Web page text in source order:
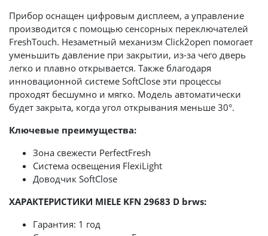
Прибор оснащен цифровым дисплеем, а управление
производится с помощью сенсорных переключателей
FreshTouch. Незаметный механизм Click2open помогает
уменьшить давление при закрытии, из-за чего дверь
легко и плавно открывается. Также благодаря
инновационной системе SoftClose эти процессы
проходят бесшумно и мягко. Модель автоматически
будет закрыта, когда угол открывания меньше 30°.
Ключевые преимущества:
Зона свежести PerfectFresh
Система освещения FlexiLight
Доводчик SoftClose
ХАРАКТЕРИСТИКИ MIELE KFN 29683 D brws:
Гарантия: 1 год